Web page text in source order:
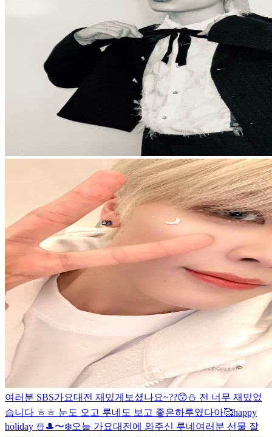
여러분 SBS가요대전 재밌게보셨나요~??😙⛄️ 전 너무 재밌었
습니다 ㅎㅎ 눈도 오고 루네도 보고 좋은하루였다아🥰happy
holiday ☃️🎩〜❄️오늘 가요대전에 와주신 루네여러분 선물 잘